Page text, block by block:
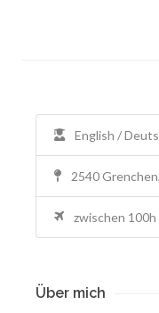
English /
2540
zwischen
Über mich